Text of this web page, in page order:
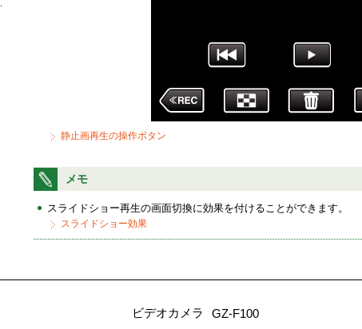
静止画再生の操作ボタン
メモ
スライドショー再生の画面切換に効果を付けることができます。
スライドショー効果
ビデオカメラ GZ-F100